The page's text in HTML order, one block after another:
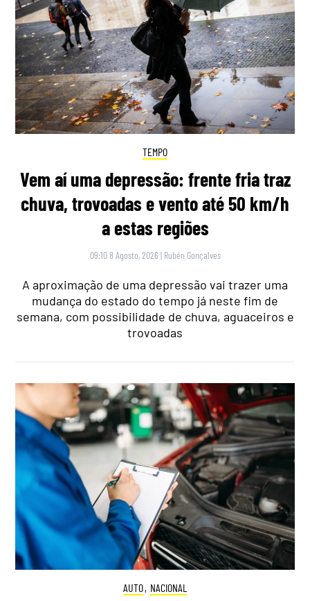
TEMPO
Vem aí uma depressão: frente fria traz
chuva, trovoadas e vento até 50 km/h
a estas regiões
09:10 8 Agosto, 2026 | Rubén Gonçalves
A aproximação de uma depressão vai trazer uma
mudança do estado do tempo já neste fim de
semana, com possibilidade de chuva, aguaceiros e
trovoadas
AUTO, NACIONAL